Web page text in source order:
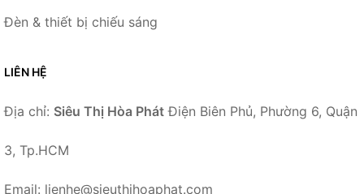
Đèn & thiết bị chiếu sáng
LIÊN HỆ
Địa chỉ: Siêu Thị Hòa Phát Điện Biên Phủ, Phường 6, Quận
3, Tp.HCM
Email: lienhe@sieuthihoaphat.com